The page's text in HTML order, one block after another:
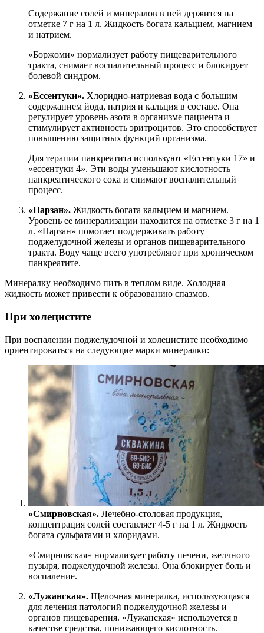
Содержание солей и минералов в ней держится на
отметке 7 г на 1 л. Жидкость богата кальцием, магнием
и натрием.
«Боржоми» нормализует работу пищеварительного
тракта, снимает воспалительный процесс и блокирует
болевой синдром.
«Ессентуки». Хлоридно-натриевая вода с большим
содержанием йода, натрия и кальция в составе. Она
регулирует уровень азота в организме пациента и
стимулирует активность эритроцитов. Это способствует
повышению защитных функций организма.
Для терапии панкреатита используют «Ессентуки 17» и
«ессентуки 4». Эти воды уменьшают кислотность
панкреатического сока и снимают воспалительный
процесс.
«Нарзан». Жидкость богата кальцием и магнием.
Уровень ее минерализации находится на отметке 3 г на 1
л. «Нарзан» помогает поддерживать работу
поджелудочной железы и органов пищеварительного
тракта. Воду чаще всего употребляют при хроническом
панкреатите.
Минералку необходимо пить в теплом виде. Холодная
жидкость может привести к образованию спазмов.
При холецистите
При воспалении поджелудочной и холецистите необходимо
ориентироваться на следующие марки минералки:
«Смирновская». Лечебно-столовая продукция,
концентрация солей составляет 4-5 г на 1 л. Жидкость
богата сульфатами и хлоридами.
«Смирновская» нормализует работу печени, желчного
пузыря, поджелудочной железы. Она блокирует боль и
воспаление.
«Лужанская». Щелочная минералка, использующаяся
для лечения патологий поджелудочной железы и
органов пищеварения. «Лужанская» используется в
качестве средства, понижающего кислотность.